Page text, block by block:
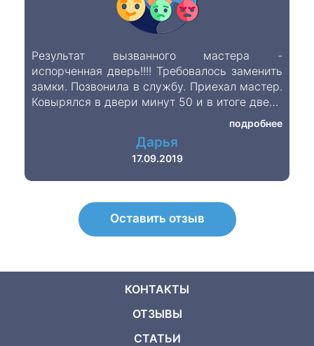
Результат вызванного мастера -
испорченная дверь!!!! Требовалось заменить
замки. Позвонила в службу. Приехал мастер.
Ковырялся в двери минут 50 и в итоге дверь
оказалась повреждена, не обращайтесь в
подробнее
Дарья
17.09.2019
Оставить отзыв
КОНТАКТЫ
ОТЗЫВЫ
СТАТЬИ